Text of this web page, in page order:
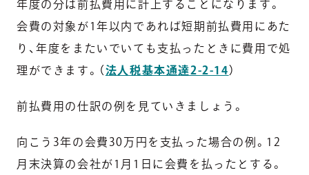
年度の分は前払費用に計上することになります。
会費の対象が1年以内であれば短期前払費用にあた
り、年度をまたいでいても支払ったときに費用で処
理ができます。（ 法人税基本通達2-2-14 ）
前払費用の仕訳の例を見ていきましょう。
向こう3年の会費30万円を支払った場合の例。12
月末決算の会社が1月1日に会費を払ったとする。